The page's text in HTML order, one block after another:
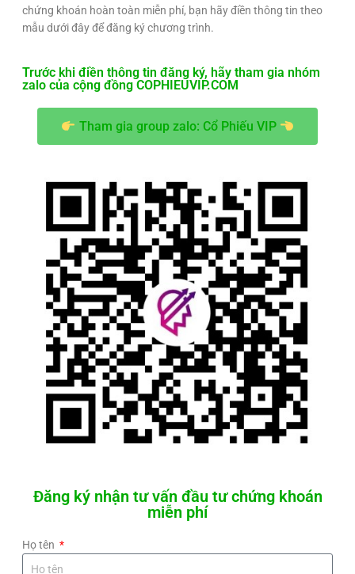
chứng khoán hoàn toàn miễn phí, bạn hãy điền thông tin theo
mẫu dưới đây để đăng ký chương trình.
Trước khi điền thông tin đăng ký, hãy tham gia nhóm
zalo của cộng đồng COPHIEUVIP.COM
Tham gia group zalo: Cổ Phiếu VIP
Đăng ký nhận tư vấn đầu tư chứng khoán
miễn phí
Họ tên